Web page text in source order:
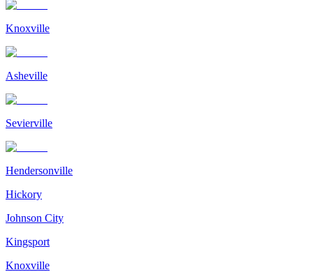
Knoxville
Asheville
Sevierville
Hendersonville
Hickory
Johnson City
Kingsport
Knoxville